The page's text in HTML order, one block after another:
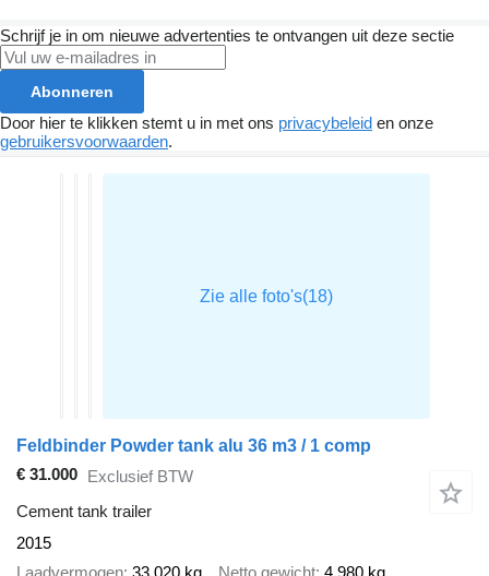
Schrijf je in om nieuwe advertenties te ontvangen uit deze sectie
Abonneren
Door hier te klikken stemt u in met ons privacybeleid en onze
gebruikersvoorwaarden.
Feldbinder Powder tank alu 36 m3 / 1 comp
€ 31.000 Exclusief BTW
Cement tank trailer
2015
Laadvermogen 33.020 kg Netto gewicht 4.980 kg